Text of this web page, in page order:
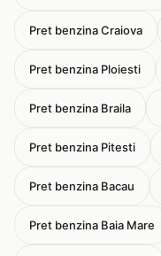
Pret benzina Craiova
Pret benzina Ploiesti
Pret benzina Braila
Pret benzina Pitesti
Pret benzina Bacau
Pret benzina Baia Mare